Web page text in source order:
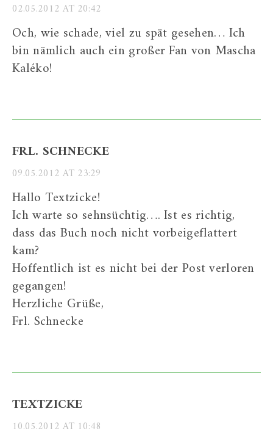
02.05.2012 AT 20:42
Och, wie schade, viel zu spät gesehen… Ich
bin nämlich auch ein großer Fan von Mascha
Kaléko!
FRL. SCHNECKE
09.05.2012 AT 23:29
Hallo Textzicke!
Ich warte so sehnsüchtig…. Ist es richtig,
dass das Buch noch nicht vorbeigeflattert
kam?
Hoffentlich ist es nicht bei der Post verloren
gegangen!
Herzliche Grüße,
Frl. Schnecke
TEXTZICKE
10.05.2012 AT 10:48